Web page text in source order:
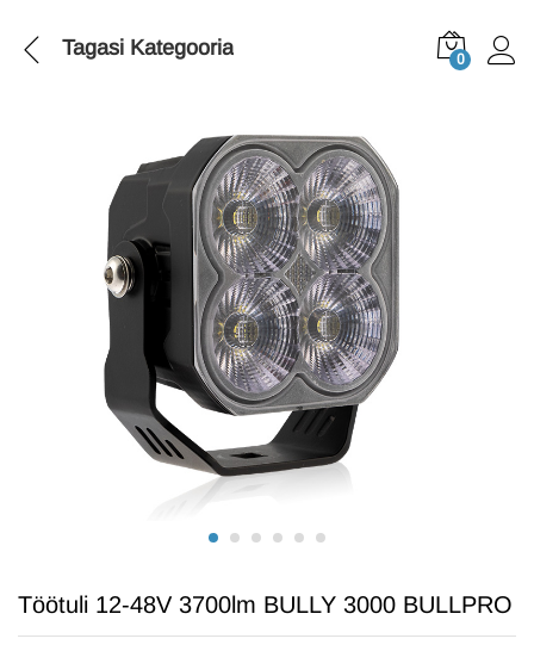
Tagasi Kategooria 0
Töötuli 12-48V 3700lm BULLY 3000 BULLPRO